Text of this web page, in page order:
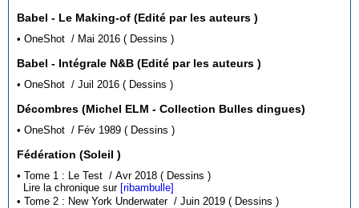
Babel - Le Making-of (Edité par les auteurs )
• OneShot / Mai 2016 ( Dessins )
Babel - Intégrale N&B (Edité par les auteurs )
• OneShot / Juil 2016 ( Dessins )
Décombres (Michel ELM - Collection Bulles dingues)
• OneShot / Fév 1989 ( Dessins )
Fédération (Soleil )
• Tome 1 : Le Test / Avr 2018 ( Dessins )
Lire la chronique sur [ribambulle]
• Tome 2 : New York Underwater / Juin 2019 ( Dessins )